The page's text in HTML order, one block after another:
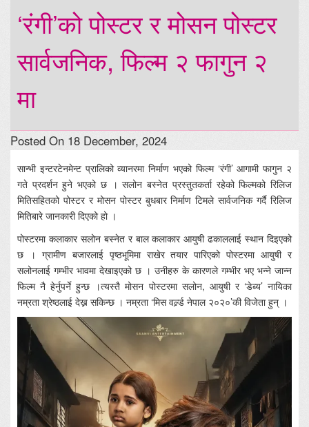
‘रंगी’को पोस्टर र मोसन पोस्टर
सार्वजनिक, फिल्म २ फागुन २
मा
Posted On 18 December, 2024
सान्भी इन्टरटेनमेन्ट प्रालिको व्यानरमा निर्माण भएको फिल्म ‘रंगी’ आगामी फागुन २
गते प्रदर्शन हुने भएको छ । सलोन बस्नेत प्रस्तुतकर्ता रहेको फिल्मको रिलिज
मितिसहितको पोस्टर र मोसन पोस्टर बुधबार निर्माण टिमले सार्वजनिक गर्दै रिलिज
मितिबारे जानकारी दिएको हो ।
पोस्टरमा कलाकार सलोन बस्नेत र बाल कलाकार आयुषी ढकाललाई स्थान दिइएको
छ । ग्रामीण बजारलाई पृष्ठभूमिमा राखेर तयार पारिएको पोस्टरमा आयुषी र
सलोनलाई गम्भीर भावमा देखाइएको छ । उनीहरु के कारणले गम्भीर भए भन्ने जान्न
फिल्म नै हेर्नुपर्ने हुन्छ ।त्यस्तै मोसन पोस्टरमा सलोन, आयुषी र ‘डेब्य’ नायिका
नम्रता श्रेष्ठलाई देख्न सकिन्छ । नम्रता ‘मिस वर्ल्र्ड नेपाल २०२०’की विजेता हुन् ।